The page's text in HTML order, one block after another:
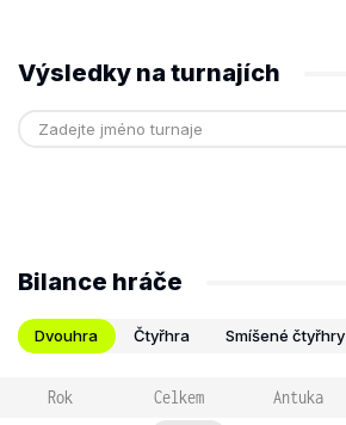
Výsledky na turnajích
Bilance hráče
Dvouhra Čtyřhra Smíšené čtyřhry
Rok Celkem Antuka